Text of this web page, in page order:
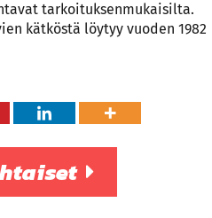
tarkoituksenmukaisilta.
kätköstä löytyy vuoden 1982